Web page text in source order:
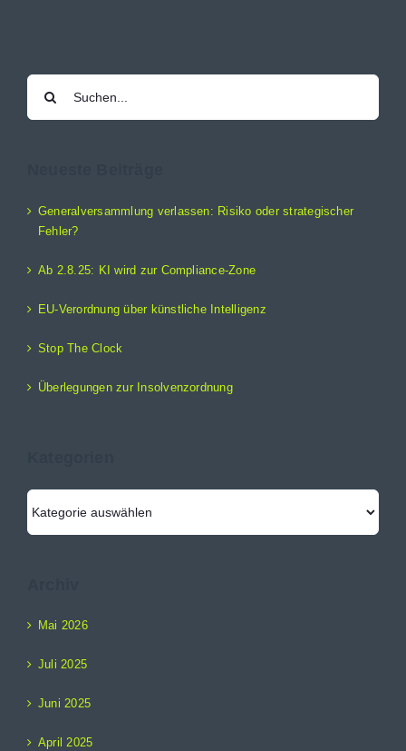
Suche
nach:
Generalversammlung verlassen: Risiko oder strategischer
Fehler?
Ab 2.8.25: KI wird zur Compliance-Zone
EU-Verordnung über künstliche Intelligenz
Stop The Clock
Überlegungen zur Insolvenzordnung
Kategorien
Mai 2026
Juli 2025
Juni 2025
April 2025